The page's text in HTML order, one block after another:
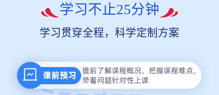
学习不止25分钟
学习贯穿全程，科学定制方案